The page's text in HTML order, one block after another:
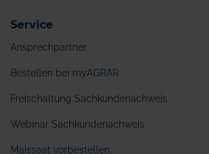
Service
Ansprechpartner
Bestellen bei myAGRAR
Freischaltung Sachkundenachweis
Webinar Sachkundenachweis
Maissaat vorbestellen